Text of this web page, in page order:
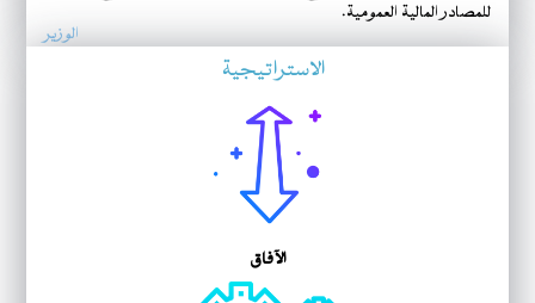
للمصادر المالية العمومية.
الوزير
الاستراتيجية
الآفاق